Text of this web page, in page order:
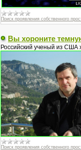
Поиск проявления собственного
Вы хороните
Российский ученый из США
Поиск проявления собственного